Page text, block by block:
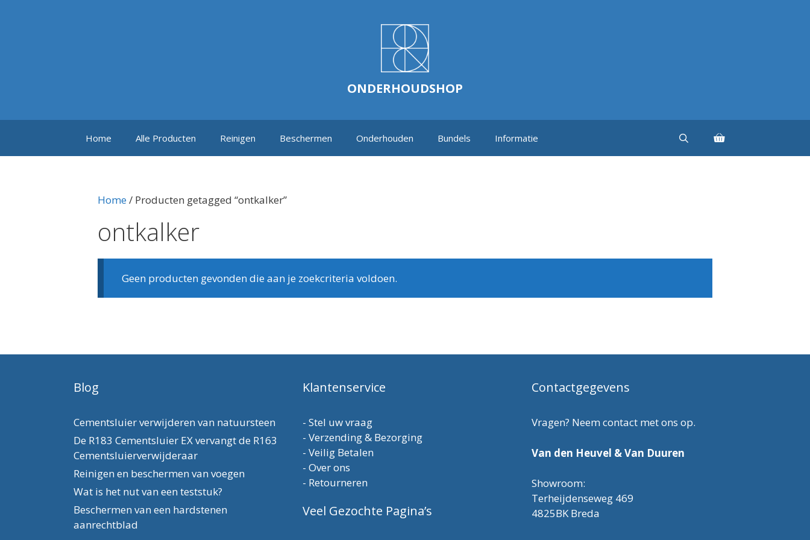
ONDERHOUDSHOP
Home Alle Producten Reinigen Beschermen Onderhouden Bundels Informatie
Home/ Producten getagged “ontkalker”
ontkalker
Geen producten gevonden die aan je zoekcriteria voldoen.
Blog
Cementsluier verwijderen van natuursteen
De R183 Cementsluier EX vervangt de R163
Cementsluierverwijderaar
Reinigen en beschermen van voegen
Wat is het nut van een teststuk?
Beschermen van een hardstenen
aanrechtblad
Klantenservice
- Stel uw vraag
- Verzending & Bezorging
- Veilig Betalen
- Over ons
- Retourneren
Veel Gezochte Pagina’s
Contactgegevens
Vragen? Neem contact met ons op.
Van den Heuvel & Van Duuren
Showroom:
Terheijdenseweg 469
4825BK Breda